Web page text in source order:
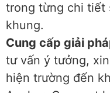
trong từng chi tiết
khung.
Cung cấp giải
tư vấn ý tưởng,
hiện trường đến